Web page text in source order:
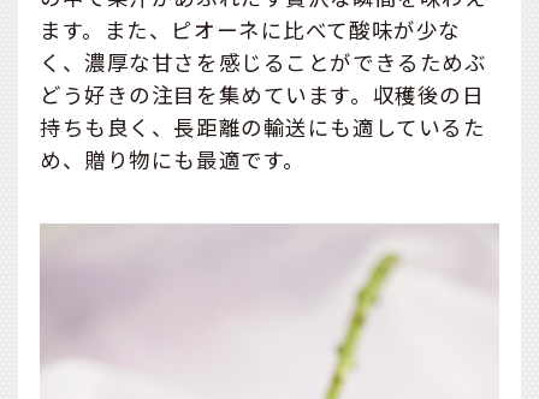
ます。また、ピオーネに比べて酸味が少な
く、濃厚な甘さを感じることができるためぶ
どう好きの注目を集めています。収穫後の日
持ちも良く、長距離の輸送にも適しているた
め、贈り物にも最適です。